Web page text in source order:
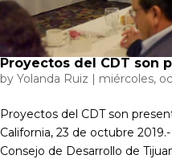
Proyectos del CDT son
by Yolanda Ruiz | miércoles,
Proyectos del CDT son
California, 23 de octubre
Consejo de Desarrollo de